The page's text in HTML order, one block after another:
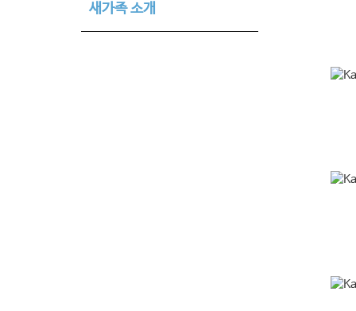
새가족 소개